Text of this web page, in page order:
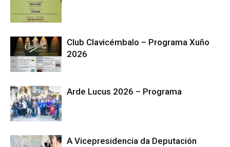
Club Clavicémbalo – Programa Xuño
2026
Arde Lucus 2026 – Programa
A Vicepresidencia da Deputación